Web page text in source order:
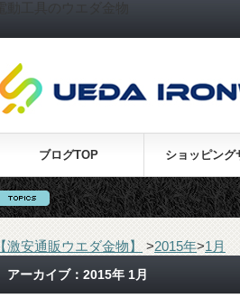
電動工具のウエダ金物
ブログTOP ショッピング
【激安通販ウエダ金物】 >2015年>1月
アーカイブ：2015年 1月